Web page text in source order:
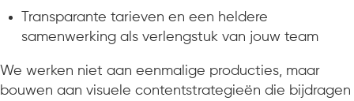
Transparante tarieven en een heldere
samenwerking als verlengstuk van jouw team
We werken niet aan eenmalige producties, maar
bouwen aan visuele contentstrategieën die bijdragen